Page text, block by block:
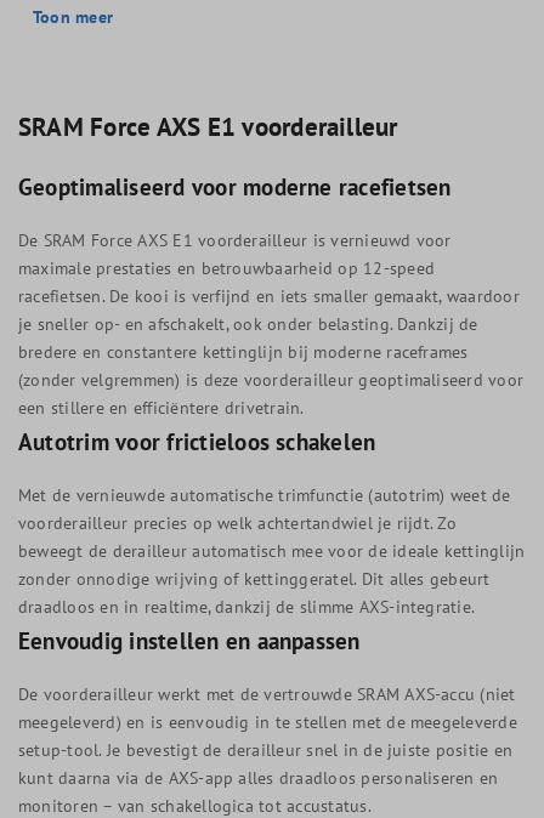
Toon meer
SRAM Force AXS E1 voorderailleur
Geoptimaliseerd voor moderne racefietsen
De SRAM Force AXS E1 voorderailleur is vernieuwd voor
maximale prestaties en betrouwbaarheid op 12-speed
racefietsen. De kooi is verfijnd en iets smaller gemaakt, waardoor
je sneller op- en afschakelt, ook onder belasting. Dankzij de
bredere en constantere kettinglijn bij moderne raceframes
(zonder velgremmen) is deze voorderailleur geoptimaliseerd voor
een stillere en efficiëntere drivetrain.
Autotrim voor frictieloos schakelen
Met de vernieuwde automatische trimfunctie (autotrim) weet de
voorderailleur precies op welk achtertandwiel je rijdt. Zo
beweegt de derailleur automatisch mee voor de ideale kettinglijn
zonder onnodige wrijving of kettinggeratel. Dit alles gebeurt
draadloos en in realtime, dankzij de slimme AXS-integratie.
Eenvoudig instellen en aanpassen
De voorderailleur werkt met de vertrouwde SRAM AXS-accu (niet
meegeleverd) en is eenvoudig in te stellen met de meegeleverde
setup-tool. Je bevestigt de derailleur snel in de juiste positie en
kunt daarna via de AXS-app alles draadloos personaliseren en
monitoren – van schakellogica tot accustatus.